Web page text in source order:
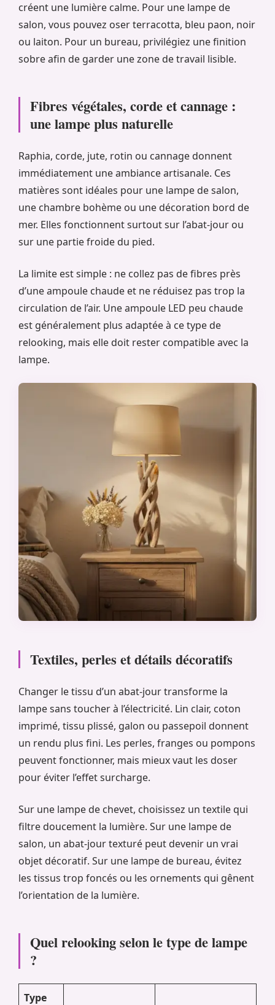
créent une lumière calme. Pour une lampe de
salon, vous pouvez oser terracotta, bleu paon, noir
ou laiton. Pour un bureau, privilégiez une finition
sobre afin de garder une zone de travail lisible.
Fibres végétales, corde et cannage :
une lampe plus naturelle
Raphia, corde, jute, rotin ou cannage donnent
immédiatement une ambiance artisanale. Ces
matières sont idéales pour une lampe de salon,
une chambre bohème ou une décoration bord de
mer. Elles fonctionnent surtout sur l’abat-jour ou
sur une partie froide du pied.
La limite est simple : ne collez pas de fibres près
d’une ampoule chaude et ne réduisez pas trop la
circulation de l’air. Une ampoule LED peu chaude
est généralement plus adaptée à ce type de
relooking, mais elle doit rester compatible avec la
lampe.
Textiles, perles et détails décoratifs
Changer le tissu d’un abat-jour transforme la
lampe sans toucher à l’électricité. Lin clair, coton
imprimé, tissu plissé, galon ou passepoil donnent
un rendu plus fini. Les perles, franges ou pompons
peuvent fonctionner, mais mieux vaut les doser
pour éviter l’effet surcharge.
Sur une lampe de chevet, choisissez un textile qui
filtre doucement la lumière. Sur une lampe de
salon, un abat-jour texturé peut devenir un vrai
objet décoratif. Sur une lampe de bureau, évitez
les tissus trop foncés ou les ornements qui gênent
l’orientation de la lumière.
Quel relooking selon le type de lampe
?
Type